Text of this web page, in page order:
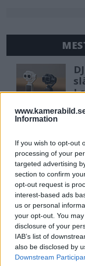
Information
If you wish to opt-out
processing of your
targeted advertising
section to confirm
opt-out request is
interest-based ads
us or personal
your opt-out. You
disclosure of your
IAB’s list of
also be disclosed by
Downstream